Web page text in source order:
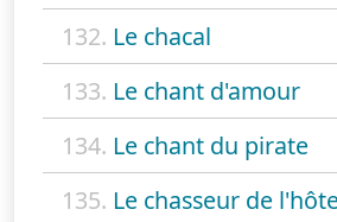
132. Le chacal
133. Le chant d'amour
134. Le chant du pirate
135. Le chasseur de